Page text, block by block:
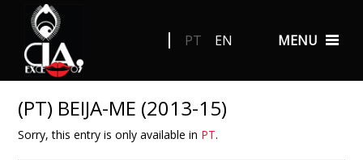
MENU
PT EN
(PT) BEIJA-ME (2013-15)
Sorry, this entry is only available in PT.